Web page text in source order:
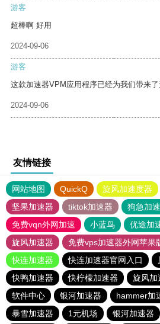
游客
超棒啊 好用
2024-09-06
游客
这款加速器VPM应用程序已经为我们带来了
2024-09-06
友情链接
网站地图 QuickQ 旋风加速度器
坚果加速器
tiktok加速器
狗急加
免费vqn外网加速
小蓝鸟 优途加
旋风加速器
免费vps加速器外网苹果
快连加速器
快连加速器官网入口
快鸭加速器
快柠檬加速器 旋风加
软件中心
银河加速器 hammer加
暴雪加速器
1元机场 银河加速器